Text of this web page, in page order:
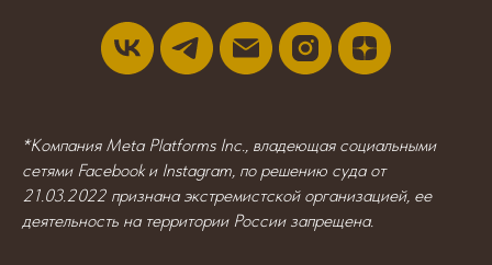
*Компания Meta Platforms Inc., владеющая социальными
сетями Facebook и Instagram, по решению суда от
21.03.2022 признана экстремистской организацией, ее
деятельность на территории России запрещена.